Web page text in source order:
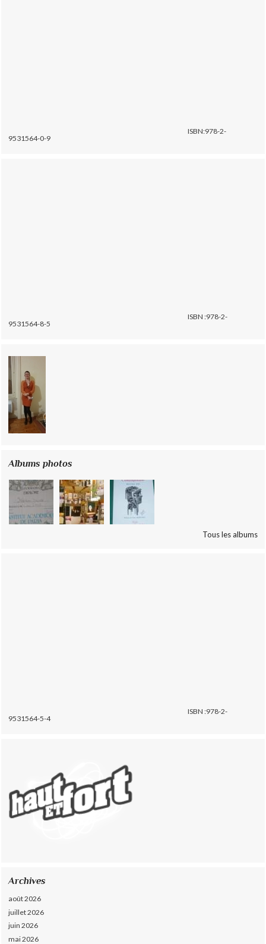
ISBN:978-2-
9531564-0-9
ISBN :978-2-
9531564-8-5
Albums photos
Tous les albums
ISBN :978-2-
9531564-5-4
Archives
août 2026
juillet 2026
juin 2026
mai 2026